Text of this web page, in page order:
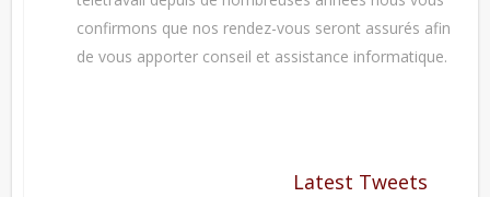
confirmons que nos rendez-vous seront assurés afin
de vous apporter conseil et assistance informatique.
Latest Tweets